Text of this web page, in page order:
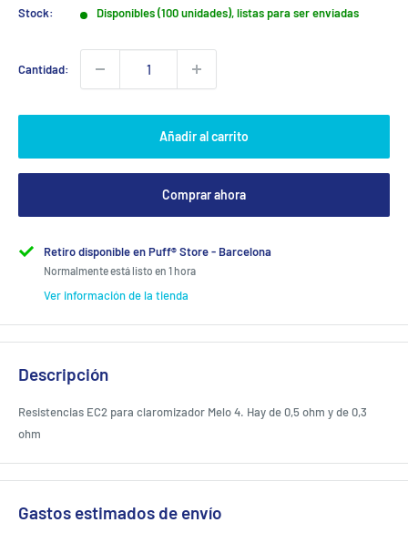
Stock: Disponibles (100 unidades), listas para ser enviadas
Cantidad:
Añadir al carrito
Comprar ahora
Retiro disponible en Puff® Store - Barcelona
Normalmente está listo en 1 hora
Ver información de la tienda
Descripción
Resistencias EC2 para claromizador Melo 4. Hay de 0,5 ohm y de 0,3
ohm
Gastos estimados de envío